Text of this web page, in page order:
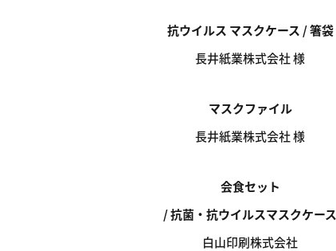
抗ウイルス マスクケース / 箸袋
長井紙業株式会社 様
マスクファイル
長井紙業株式会社 様
会食セット
/ 抗菌・抗ウイルスマスクケース
白山印刷株式会社